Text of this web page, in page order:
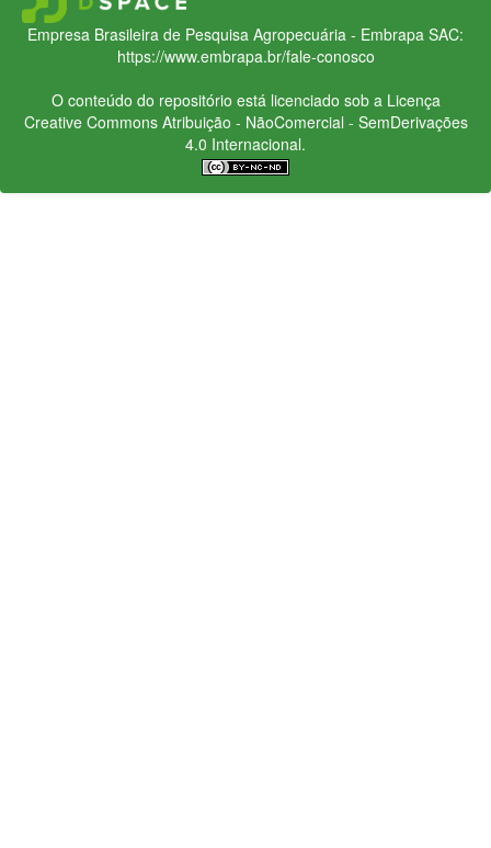
Empresa Brasileira de Pesquisa Agropecuária - Embrapa SAC:
https://www.embrapa.br/fale-conosco
O conteúdo do repositório está licenciado sob a Licença
Creative CommonsAtribuição - NãoComercial - SemDerivações
4.0 Internacional.